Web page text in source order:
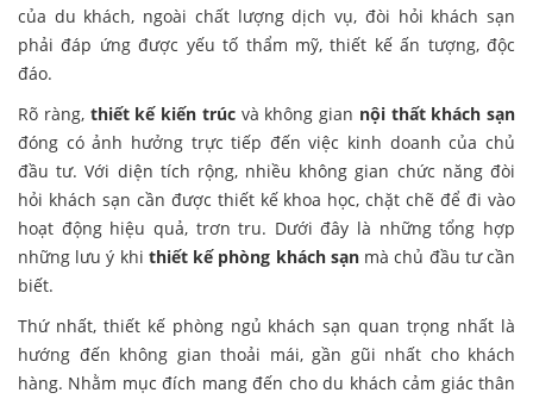
của du khách, ngoài chất lượng dịch vụ, đòi hỏi khách sạn
phải đáp ứng được yếu tố thẩm mỹ, thiết kế ấn tượng, độc
đáo.
Rõ ràng, thiết kế kiến trúcvà không gian nội thất khách sạn
đóng có ảnh hưởng trực tiếp đến việc kinh doanh của chủ
đầu tư. Với diện tích rộng, nhiều không gian chức năng đòi
hỏi khách sạn cần được thiết kế khoa học, chặt chẽ để đi vào
hoạt động hiệu quả, trơn tru. Dưới đây là những tổng hợp
những lưu ý khi thiết kế phòng khách sạnmà chủ đầu tư cần
biết.
Thứ nhất, thiết kế phòng ngủ khách sạn quan trọng nhất là
hướng đến không gian thoải mái, gần gũi nhất cho khách
hàng. Nhằm mục đích mang đến cho du khách cảm giác thân